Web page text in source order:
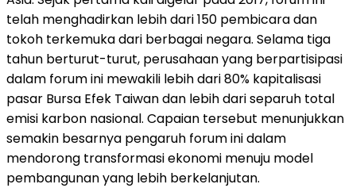
telah menghadirkan lebih dari 150 pembicara dan
tokoh terkemuka dari berbagai negara. Selama tiga
tahun berturut-turut, perusahaan yang berpartisipasi
dalam forum ini mewakili lebih dari 80% kapitalisasi
pasar Bursa Efek Taiwan dan lebih dari separuh total
emisi karbon nasional. Capaian tersebut menunjukkan
semakin besarnya pengaruh forum ini dalam
mendorong transformasi ekonomi menuju model
pembangunan yang lebih berkelanjutan.